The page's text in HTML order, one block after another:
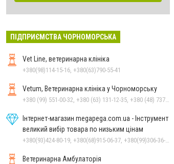
ПІДПРИЄМСТВА ЧОРНОМОРСЬКА
Vet Line, ветеринарна клініка
+380(98)114-15-16, +380(63)790-55-41
Vetum, Ветеринарна клініка у Чорноморську
Інтернет-магазин megapega.com.ua - Інструмент
великий вибір товара по низьким цінам
Ветеринарна Амбулаторія